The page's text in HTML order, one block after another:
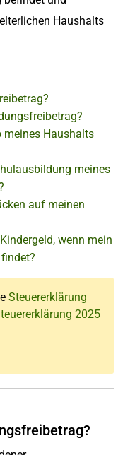
Haushalts
meines Haushalts
meines
auf meinen
wenn mein
Steuererklärung
2025